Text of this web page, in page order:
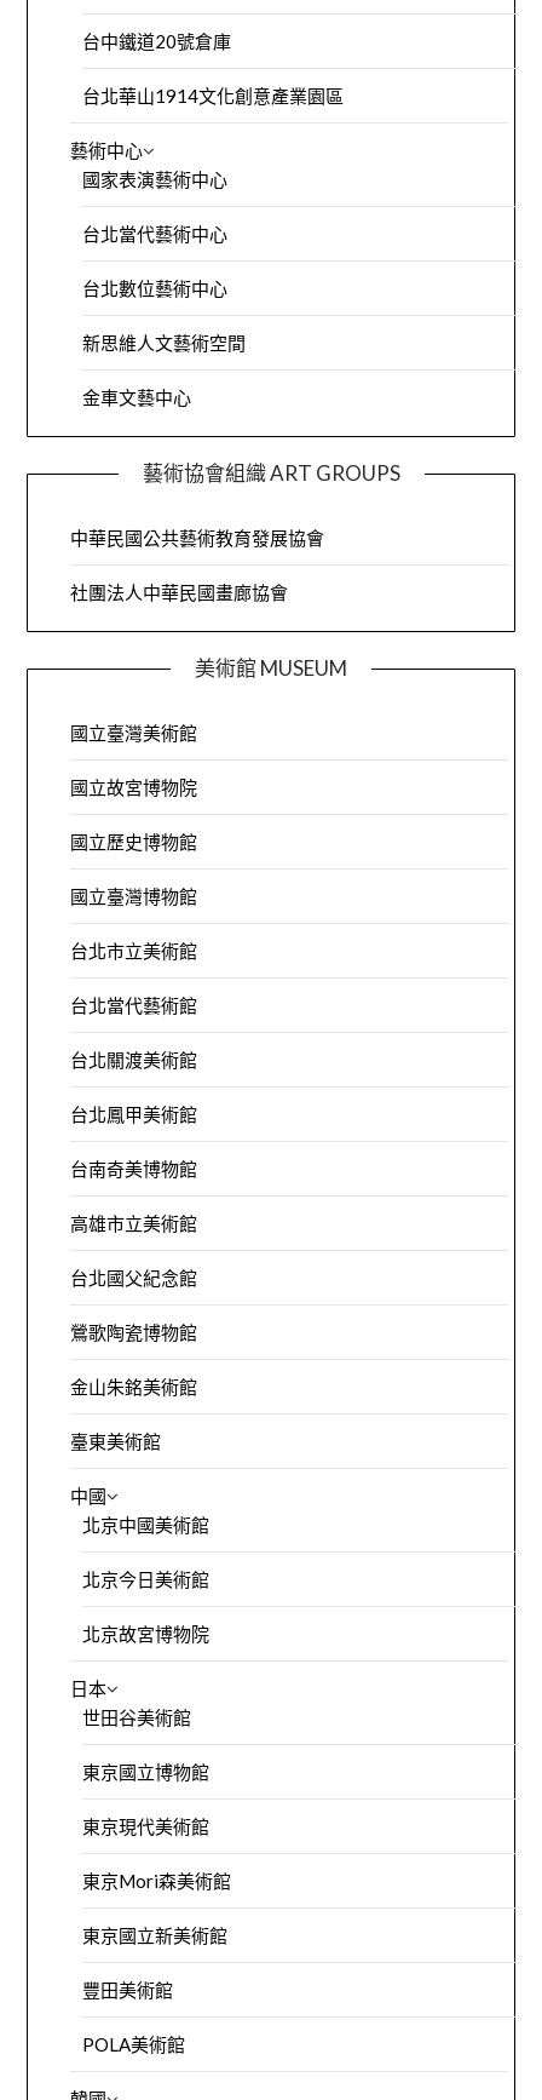
台中鐵道20號倉庫
台北華山1914文化創意產業園區
藝術中心
國家表演藝術中心
台北當代藝術中心
台北數位藝術中心
新思維人文藝術空間
金車文藝中心
藝術協會組織 ART GROUPS
中華民國公共藝術教育發展協會
社團法人中華民國畫廊協會
美術館 MUSEUM
國立臺灣美術館
國立故宮博物院
國立歷史博物館
國立臺灣博物館
台北市立美術館
台北當代藝術館
台北關渡美術館
台北鳳甲美術館
台南奇美博物館
高雄市立美術館
台北國父紀念館
鶯歌陶瓷博物館
金山朱銘美術館
臺東美術館
中國
北京中國美術館
北京今日美術館
北京故宮博物院
日本
世田谷美術館
東京國立博物館
東京現代美術館
東京Mori森美術館
東京國立新美術館
豐田美術館
POLA美術館